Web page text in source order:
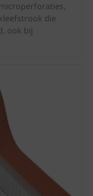
die
ook bij